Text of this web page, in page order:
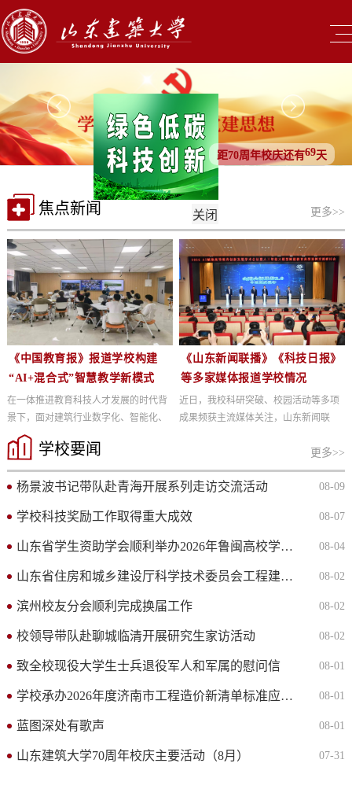
距70周年校庆还有69天
焦点新闻 更多>>
《中国教育报》报道学校构建
“AI+混合式”智慧教学新模式
在一体推进教育科技人才发展的时代背
景下，面对建筑行业数字化、智能化、
绿色化转型需求，山东建筑大学崔艳秋
教授领衔团队，聚焦培养适配...
《山东新闻联播》《科技日报》
等多家媒体报道学校情况
近日，我校科研突破、校园活动等多项
成果频获主流媒体关注，山东新闻联
权威媒体先后聚焦建大，记录了...
学校要闻 更多>>
杨景波书记带队赴青海开展系列走访交流活动 08-09
学校科技奖励工作取得重大成效 08-07
山东省学生资助学会顺利举办2026年鲁闽高校学生资助工作高级... 08-04
山东省住房和城乡建设厅科学技术委员会工程建设标准化专业委... 08-02
滨州校友分会顺利完成换届工作 08-02
校领导带队赴聊城临清开展研究生家访活动 08-02
致全校现役大学生士兵退役军人和军属的慰问信 08-01
学校承办2026年度济南市工程造价新清单标准应用技能竞赛 08-01
蓝图深处有歌声 08-01
山东建筑大学70周年校庆主要活动（8月） 07-31
关闭